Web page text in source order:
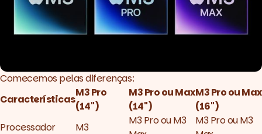
Comecemos pelas diferenças:
Características
M3 Pro
(14'')
M3 Pro ou Max
(14'')
M3 Pro ou Max
(16'')
Processador
M3
M3 Pro ou M3
M3 Pro ou M3